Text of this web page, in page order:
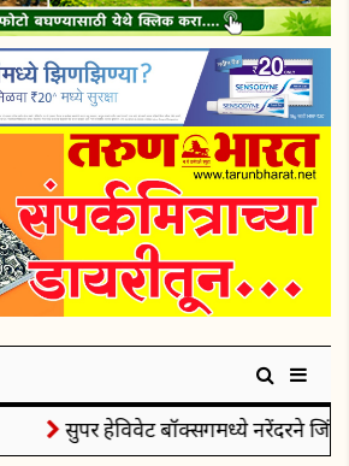
सुपर हेविवेट बॉक्सिंगमध्ये नरेंदरने